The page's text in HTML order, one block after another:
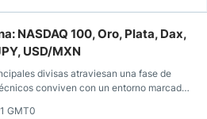
NASDAQ 100, Oro, Plata, Dax,
USD/MXN
divisas atraviesan una fase de
conviven con un entorno marcado
GMT0